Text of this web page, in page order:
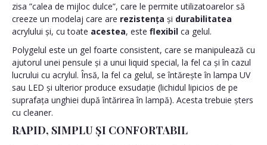
zisa ”calea de mijloc dulce”, care le permite utilizatoarelor să
creeze un modelaj care are rezistența și durabilitatea
acrylului și, cu toate acestea, este flexibil ca gelul.
Polygelul este un gel foarte consistent, care se manipulează cu
ajutorul unei pensule și a unui liquid special, la fel ca și în cazul
lucrului cu acrylul. Însă, la fel ca gelul, se întărește în lampa UV
sau LED și ulterior produce exsudație (lichidul lipicios de pe
suprafața unghiei după întărirea în lampă). Acesta trebuie șters
cu cleaner.
RAPID, SIMPLU ȘI CONFORTABIL